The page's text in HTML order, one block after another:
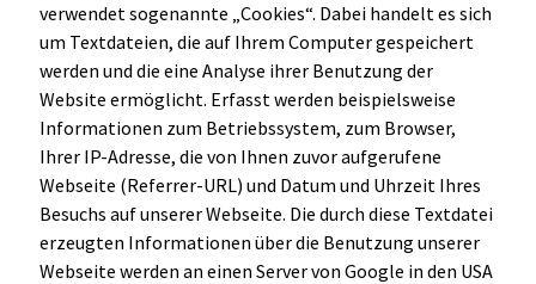
verwendet sogenannte „Cookies“. Dabei handelt es sich
um Textdateien, die auf Ihrem Computer gespeichert
werden und die eine Analyse ihrer Benutzung der
Website ermöglicht. Erfasst werden beispielsweise
Informationen zum Betriebssystem, zum Browser,
Ihrer IP-Adresse, die von Ihnen zuvor aufgerufene
Webseite (Referrer-URL) und Datum und Uhrzeit Ihres
Besuchs auf unserer Webseite. Die durch diese Textdatei
erzeugten Informationen über die Benutzung unserer
Webseite werden an einen Server von Google in den USA